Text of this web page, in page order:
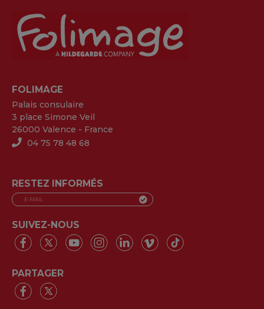
FOLIMAGE
Palais consulaire
3 place Simone Veil
26000 Valence - France
04 75 78 48 68
RESTEZ INFORMÉS
SUIVEZ-NOUS
PARTAGER